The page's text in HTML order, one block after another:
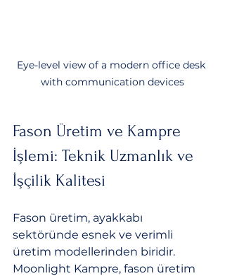
Eye-level view of a modern office desk
with communication devices
Fason Üretim ve Kampre
İşlemi: Teknik Uzmanlık ve
İşçilik Kalitesi
Fason üretim, ayakkabı
sektöründe esnek ve verimli
üretim modellerinden biridir.
Moonlight Kampre, fason üretim